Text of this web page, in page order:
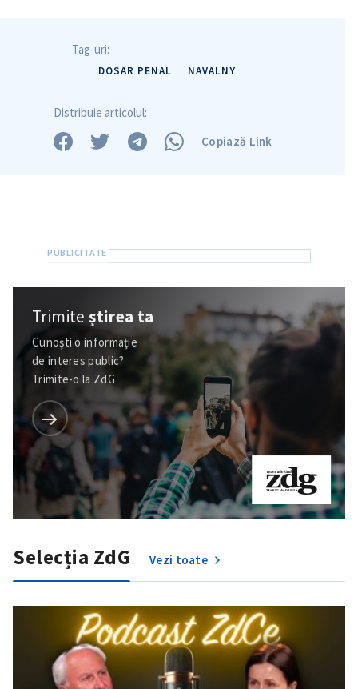
Tag-uri:
DOSAR PENAL NAVALNY
Distribuie articolul:
Copiază Link
Trimiteștirea ta
Cunoști o informație
de interes public?
Trimite-o la ZdG
Selecția ZdG Vezi toate